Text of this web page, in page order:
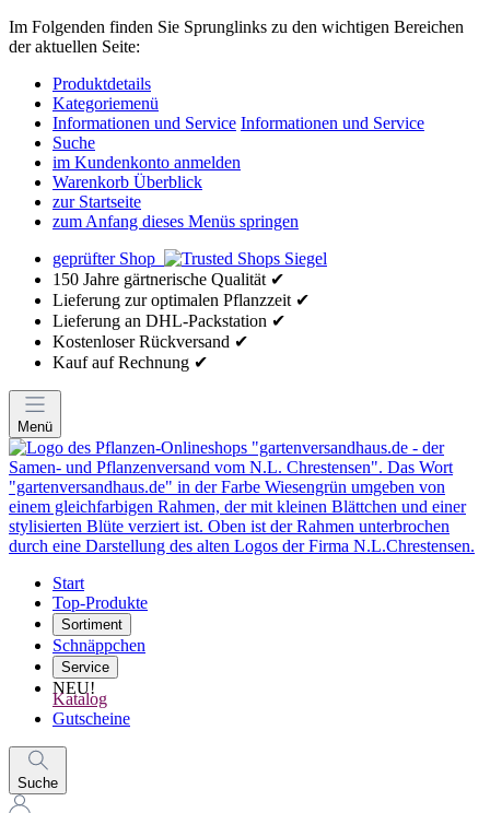
Im Folgenden finden Sie Sprunglinks zu den wichtigen Bereichen
der aktuellen Seite:
Produktdetails
Kategoriemenü
Informationen und Service Informationen und Service
Suche
im Kundenkonto anmelden
Warenkorb Überblick
zur Startseite
zum Anfang dieses Menüs springen
geprüfter Shop
150 Jahre gärtnerische Qualität ✔
Lieferung zur optimalen Pflanzzeit ✔
Lieferung an DHL-Packstation ✔
Kostenloser Rückversand ✔
Kauf auf Rechnung ✔
Menü
Start
Top-Produkte
Sortiment
Schnäppchen
Service
NEU!
Katalog
Gutscheine
Suche